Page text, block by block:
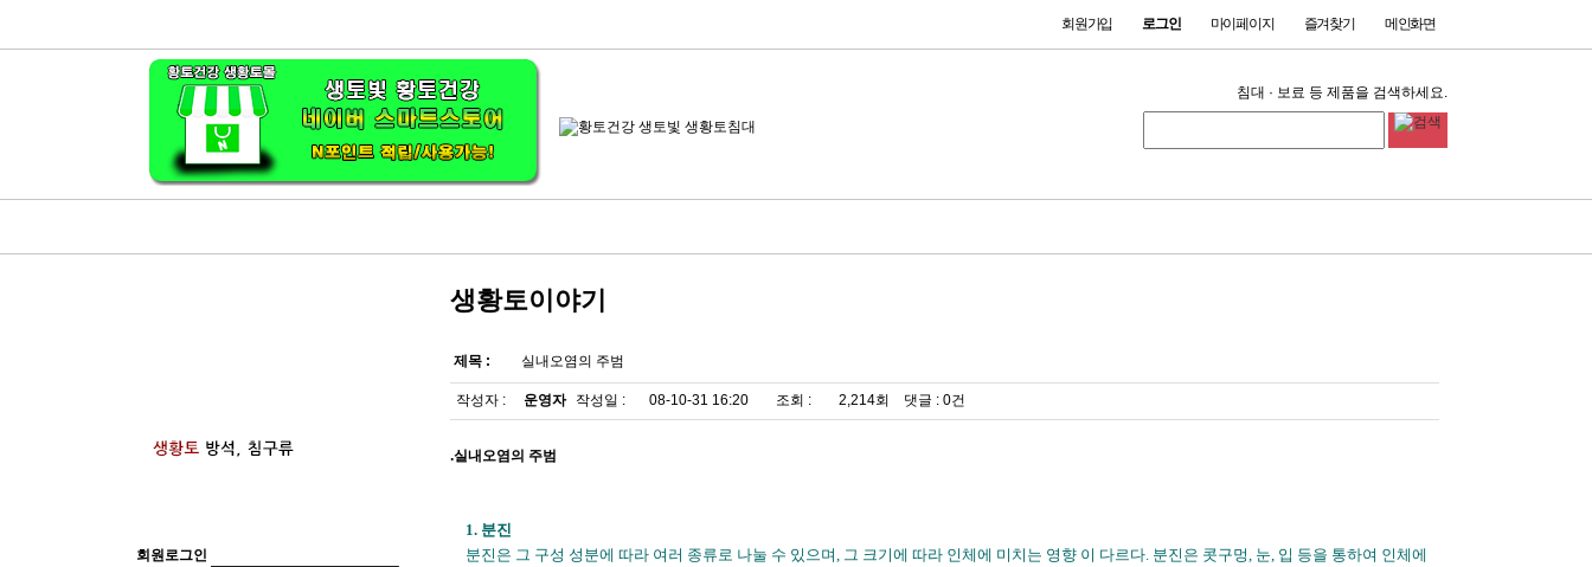
회원가입 로그인 마이페이지 즐겨찾기 메인화면
침대 · 보료 등 제품을 검색하세요.
회원로그인
생황토이야기
제목 : 실내오염의 주범
작성자 : 운영자 작성일 : 08-10-31 16:20 조회 : 2,214회 댓글 : 0건
.실내오염의 주범
1. 분진
분진은 그 구성 성분에 따라 여러 종류로 나눌 수 있으며, 그 크기에 따라 인체에 미치는 영향 이 다르다. 분진은 콧구멍, 눈, 입 등을 통하여 인체에